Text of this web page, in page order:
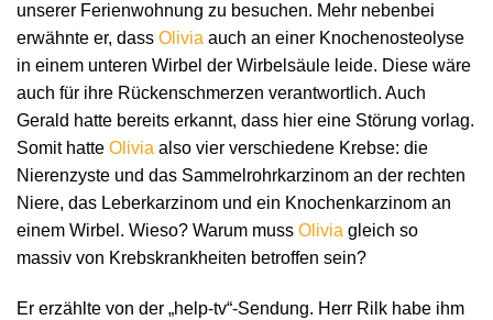
unserer Ferienwohnung zu besuchen. Mehr nebenbei
erwähnte er, dass Olivia auch an einer Knochenosteolyse
in einem unteren Wirbel der Wirbelsäule leide. Diese wäre
auch für ihre Rückenschmerzen verantwortlich. Auch
Gerald hatte bereits erkannt, dass hier eine Störung vorlag.
Somit hatte Olivia also vier verschiedene Krebse: die
Nierenzyste und das Sammelrohrkarzinom an der rechten
Niere, das Leberkarzinom und ein Knochenkarzinom an
einem Wirbel. Wieso? Warum muss Olivia gleich so
massiv von Krebskrankheiten betroffen sein?
Er erzählte von der „help-tv“-Sendung. Herr Rilk habe ihm